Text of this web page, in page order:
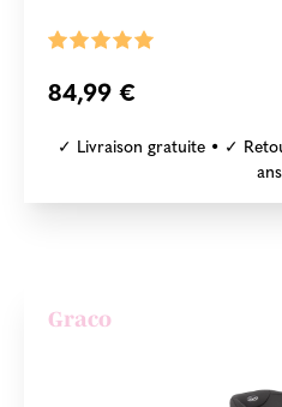
84,99 €
✓ Livraison gratuite • ✓
ans
Graco